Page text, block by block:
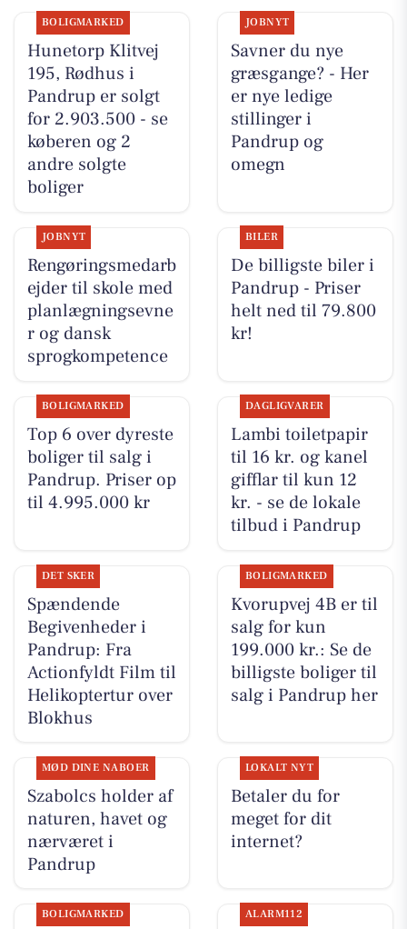
BOLIGMARKED
Hunetorp Klitvej
195, Rødhus i
Pandrup er solgt
for 2.903.500 - se
køberen og 2
andre solgte
boliger
JOBNYT
Savner du nye
græsgange? - Her
er nye ledige
stillinger i
Pandrup og
omegn
JOBNYT
Rengøringsmedarb
ejder til skole med
planlægningsevne
r og dansk
sprogkompetence
BILER
De billigste biler i
Pandrup - Priser
helt ned til 79.800
kr!
BOLIGMARKED
Top 6 over dyreste
boliger til salg i
Pandrup. Priser op
til 4.995.000 kr
DAGLIGVARER
Lambi toiletpapir
til 16 kr. og kanel
gifflar til kun 12
kr. - se de lokale
tilbud i Pandrup
DET SKER
Spændende
Begivenheder i
Pandrup: Fra
Actionfyldt Film til
Helikoptertur over
Blokhus
BOLIGMARKED
Kvorupvej 4B er til
salg for kun
199.000 kr.: Se de
billigste boliger til
salg i Pandrup her
MØD DINE NABOER
Szabolcs holder af
naturen, havet og
nærværet i
Pandrup
LOKALT NYT
Betaler du for
meget for dit
internet?
BOLIGMARKED ALARM112